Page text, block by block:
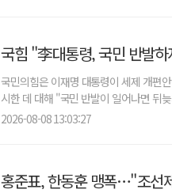
국힘 "李대통령, 국민 반발
국민의힘은 이재명 대통령이 세제 개편
시한 데 대해 "국민 반발이 일어나면 뒤
2026-08-08 13:03:27
홍준표, 한동훈 맹폭…"조선